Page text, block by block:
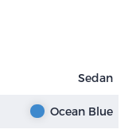
Sedan
Ocean Blue